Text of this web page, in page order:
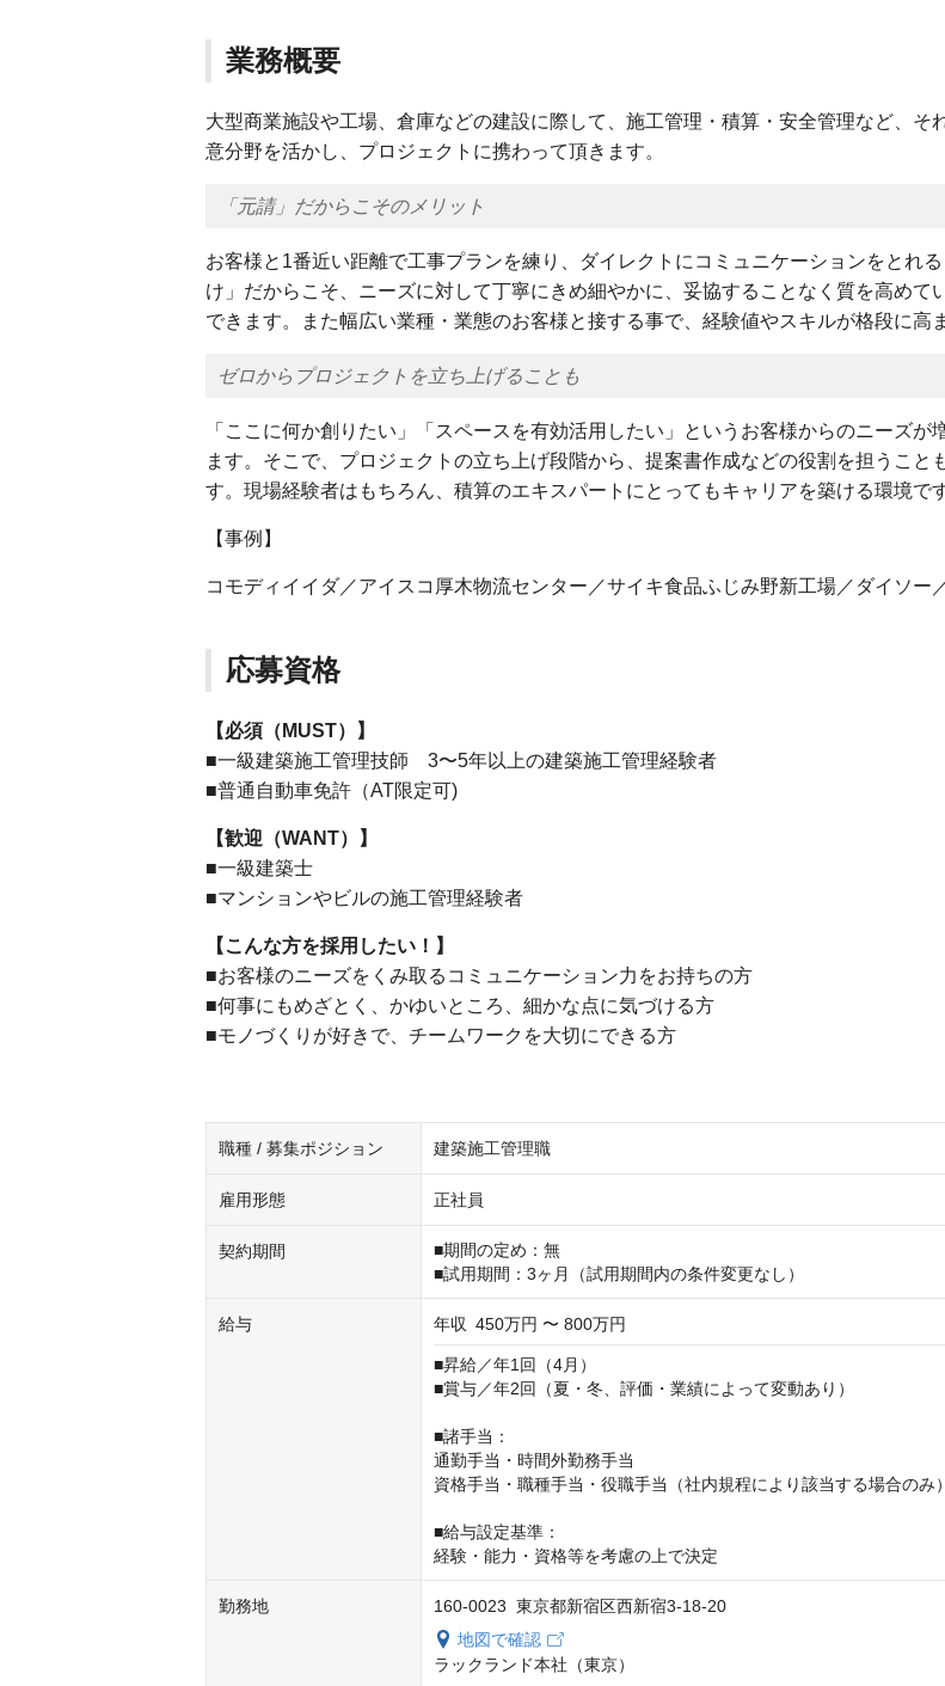
業務概要
大型商業施設や工場、倉庫などの建設に際して、施工管理・積算・安全管理など、そ
意分野を活かし、プロジェクトに携わって頂きます。
「元請」だからこそのメリット
お客様と1番近い距離で工事プランを練り、ダイレクトにコミュニケーションをとれ
け」だからこそ、ニーズに対して丁寧にきめ細やかに、妥協することなく質を高めて
できます。また幅広い業種・業態のお客様と接する事で、経験値やスキルが格段に高
ゼロからプロジェクトを立ち上げることも
「ここに何か創りたい」「スペースを有効活用したい」というお客様からのニーズが
ます。そこで、プロジェクトの立ち上げ段階から、提案書作成などの役割を担うこと
す。現場経験者はもちろん、積算のエキスパートにとってもキャリアを築ける環境です
【事例】
コモディイイダ／アイスコ厚木物流センター／サイキ食品ふじみ野新工場／ダイソー
応募資格
【必須（MUST）】
■一級建築施工管理技師 3〜5年以上の建築施工管理経験者
■普通自動車免許（AT限定可)
【歓迎（WANT）】
■一級建築士
■マンションやビルの施工管理経験者
【こんな方を採用したい！】
■お客様のニーズをくみ取るコミュニケーション力をお持ちの方
■何事にもめざとく、かゆいところ、細かな点に気づける方
■モノづくりが好きで、チームワークを大切にできる方
職種 / 募集ポジション 建築施工管理職
雇用形態 正社員
契約期間
■期間の定め：無
■試用期間：3ヶ月（試用期間内の条件変更なし）
給与 年収 450万円 〜 800万円
■昇給／年1回（4月）
■賞与／年2回（夏・冬、評価・業績によって変動あり）
■諸手当：
通勤手当・時間外勤務手当
資格手当・職種手当・役職手当（社内規程により該当する場合のみ）
■給与設定基準：
経験・能力・資格等を考慮の上で決定
勤務地
160-0023 東京都新宿区西新宿3-18-20
地図で確認
ラックランド本社（東京）